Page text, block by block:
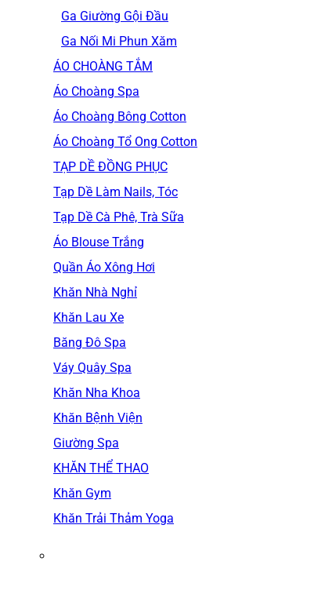
Ga Giường Gội Đầu
Ga Nối Mi Phun Xăm
ÁO CHOÀNG TẮM
Áo Choàng Spa
Áo Choàng Bông Cotton
Áo Choàng Tổ Ong Cotton
TẠP DỀ ĐỒNG PHỤC
Tạp Dề Làm Nails, Tóc
Tạp Dề Cà Phê, Trà Sữa
Áo Blouse Trắng
Quần Áo Xông Hơi
Khăn Nhà Nghỉ
Khăn Lau Xe
Băng Đô Spa
Váy Quây Spa
Khăn Nha Khoa
Khăn Bệnh Viện
Giường Spa
KHĂN THỂ THAO
Khăn Gym
Khăn Trải Thảm Yoga